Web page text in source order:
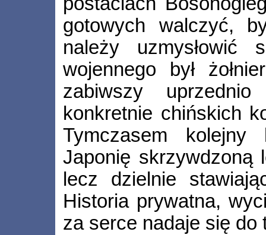
gotowych walczyć,
należy uzmysłowić
wojennego był
zabiwszy
konkretnie chińskich
Tymczasem
Japonię skrzywdzoną
lecz dzielnie
Historia prywatna,
za serce nadaje się do